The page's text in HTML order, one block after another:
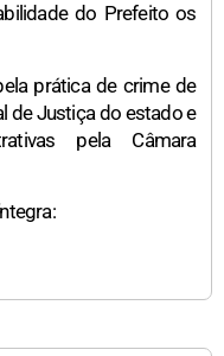
do Prefeito os
prática de crime de
de Justiça do estado e
pela Câmara